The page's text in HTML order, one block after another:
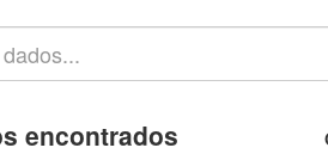
encontrados